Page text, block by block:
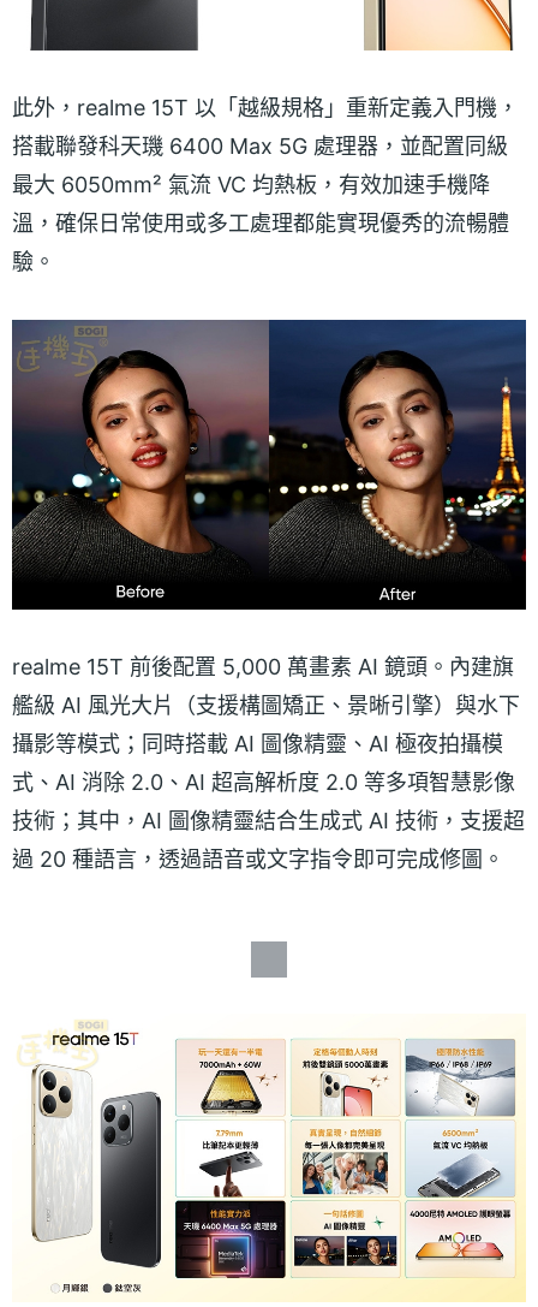
此外，realme 15T 以「越級規格」重新定義入門機，
搭載聯發科天璣 6400 Max 5G 處理器，並配置同級
最大 6050mm² 氣流 VC 均熱板，有效加速手機降
溫，確保日常使用或多工處理都能實現優秀的流暢體
驗。
realme 15T 前後配置 5,000 萬畫素 AI 鏡頭。內建旗
艦級 AI 風光大片（支援構圖矯正、景晰引擎）與水下
攝影等模式；同時搭載 AI 圖像精靈、AI 極夜拍攝模
式、AI 消除 2.0、AI 超高解析度 2.0 等多項智慧影像
技術；其中，AI 圖像精靈結合生成式 AI 技術，支援超
過 20 種語言，透過語音或文字指令即可完成修圖。